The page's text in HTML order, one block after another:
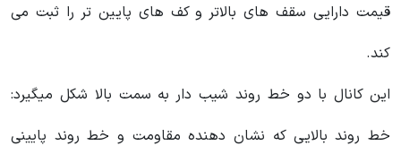
قیمت دارایی سقف های بالاتر و کف های پایین تر را ثبت می
کند.
این کانال با دو خط روند شیب دار به سمت بالا شکل میگیرد:
خط روند بالایی که نشان دهنده مقاومت و خط روند پایینی